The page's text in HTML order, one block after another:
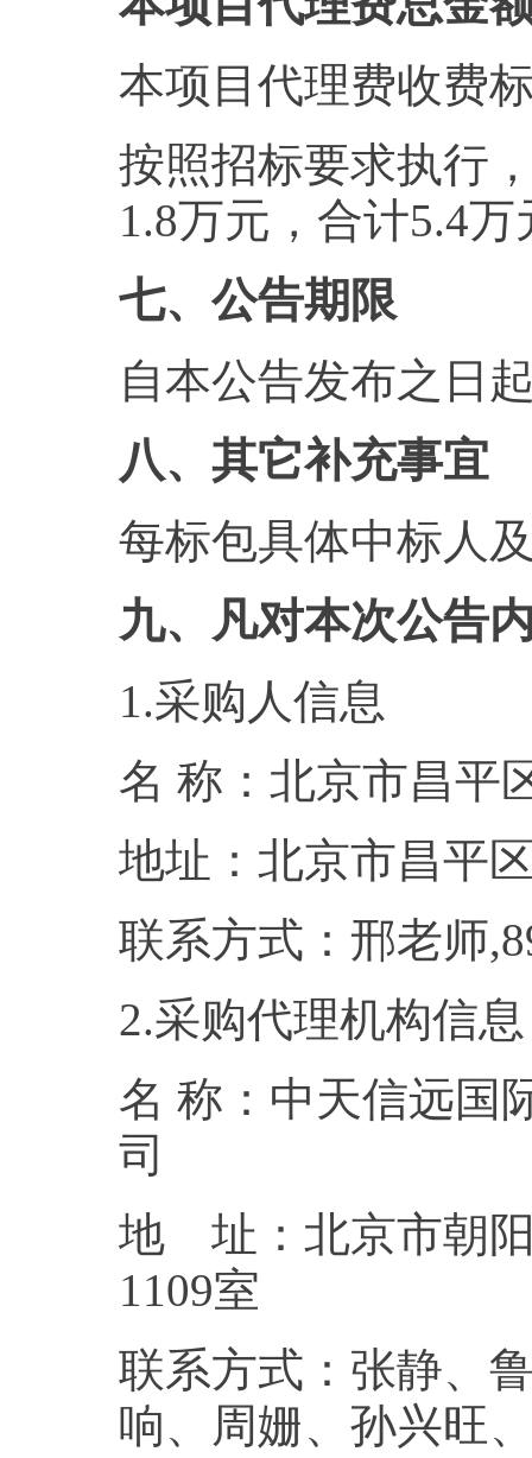
本项目代理费收费
按照招标要求执行
1.8万元，合计5.4万
七、公告期限
自本公告发布之日
八、其它补充事宜
每标包具体中标人
九、凡对本次公告
1.采购人信息
名 称：北京市
地址：北京
联系方式：
2.采购代理机构信息
名 称：中天信远国
地 址：北京市朝阳
联系方式：张静、
响、周姗、孙兴旺